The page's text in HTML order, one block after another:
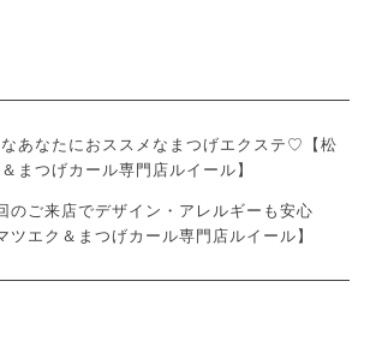
なあなたにおススメなまつげエクステ♡【松
まつげカール専門店ルイール】
のご来店でデザイン・アレルギーも安心
エク＆まつげカール専門店ルイール】